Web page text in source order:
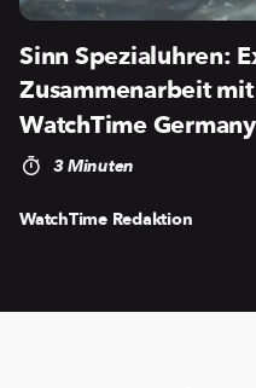
Sinn Spezialuhren:
Zusammenarbeit
WatchTime Germany
3 Minuten
WatchTime Redaktion